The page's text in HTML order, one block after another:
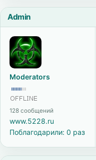
Admin
Moderators
128 сообщений
www.5228.ru
Поблагодарили: 0 раз